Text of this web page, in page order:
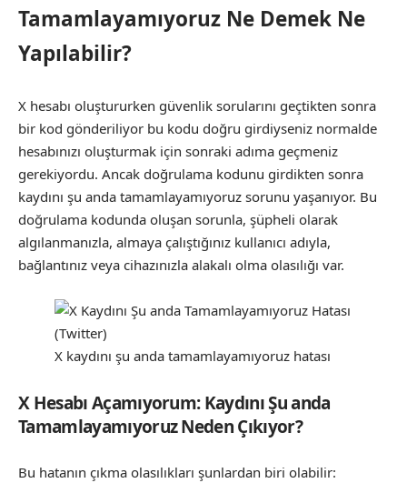
Tamamlayamıyoruz Ne Demek Ne
Yapılabilir?
X hesabı oluştururken güvenlik sorularını geçtikten sonra
bir kod gönderiliyor bu kodu doğru girdiyseniz normalde
hesabınızı oluşturmak için sonraki adıma geçmeniz
gerekiyordu. Ancak doğrulama kodunu girdikten sonra
kaydını şu anda tamamlayamıyoruz sorunu yaşanıyor. Bu
doğrulama kodunda oluşan sorunla, şüpheli olarak
algılanmanızla, almaya çalıştığınız kullanıcı adıyla,
bağlantınız veya cihazınızla alakalı olma olasılığı var.
X kaydını şu anda tamamlayamıyoruz hatası
X Hesabı Açamıyorum: Kaydını Şu anda
Tamamlayamıyoruz Neden Çıkıyor?
Bu hatanın çıkma olasılıkları şunlardan biri olabilir: